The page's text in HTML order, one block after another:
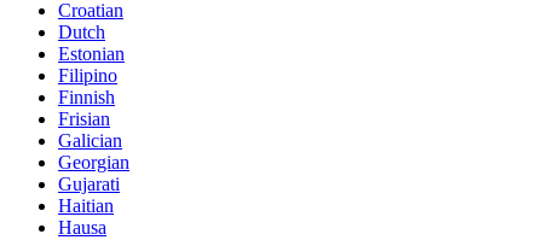
Croatian
Dutch
Estonian
Filipino
Finnish
Frisian
Galician
Georgian
Gujarati
Haitian
Hausa